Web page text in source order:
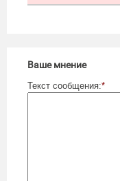
Ваше мнение
Текст сообщения:*